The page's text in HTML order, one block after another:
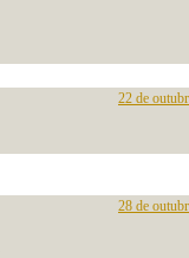
22 de
28 de